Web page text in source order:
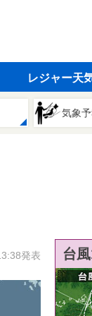
レジャー天
気象
発表 台